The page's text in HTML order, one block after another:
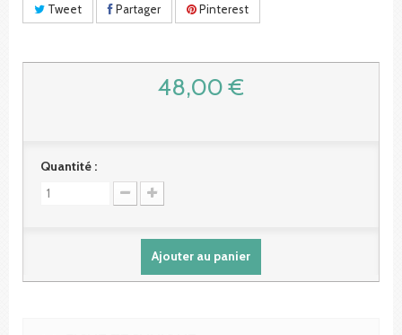
Tweet Partager Pinterest
48,00 €
Quantité :
Ajouter au panier